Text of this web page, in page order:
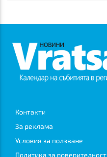
Контакти
За реклама
Условия за ползване
Политика за поверителност